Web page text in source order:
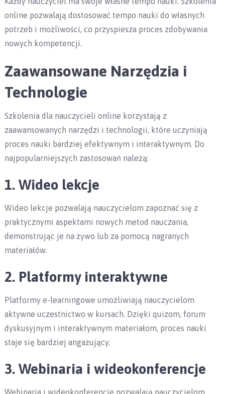
online pozwalają dostosować tempo nauki do własnych
potrzeb i możliwości, co przyspiesza proces zdobywania
nowych kompetencji.
Zaawansowane Narzędzia i
Technologie
Szkolenia dla nauczycieli online korzystają z
zaawansowanych narzędzi i technologii, które uczyniają
proces nauki bardziej efektywnym i interaktywnym. Do
najpopularniejszych zastosowań należą:
1. Wideo lekcje
Wideo lekcje pozwalają nauczycielom zapoznać się z
praktycznymi aspektami nowych metod nauczania,
demonstrując je na żywo lub za pomocą nagranych
materiałów.
2. Platformy interaktywne
Platformy e-learningowe umożliwiają nauczycielom
aktywne uczestnictwo w kursach. Dzięki quizom, forum
dyskusyjnym i interaktywnym materiałom, proces nauki
staje się bardziej angażujący.
3. Webinaria i wideokonferencje